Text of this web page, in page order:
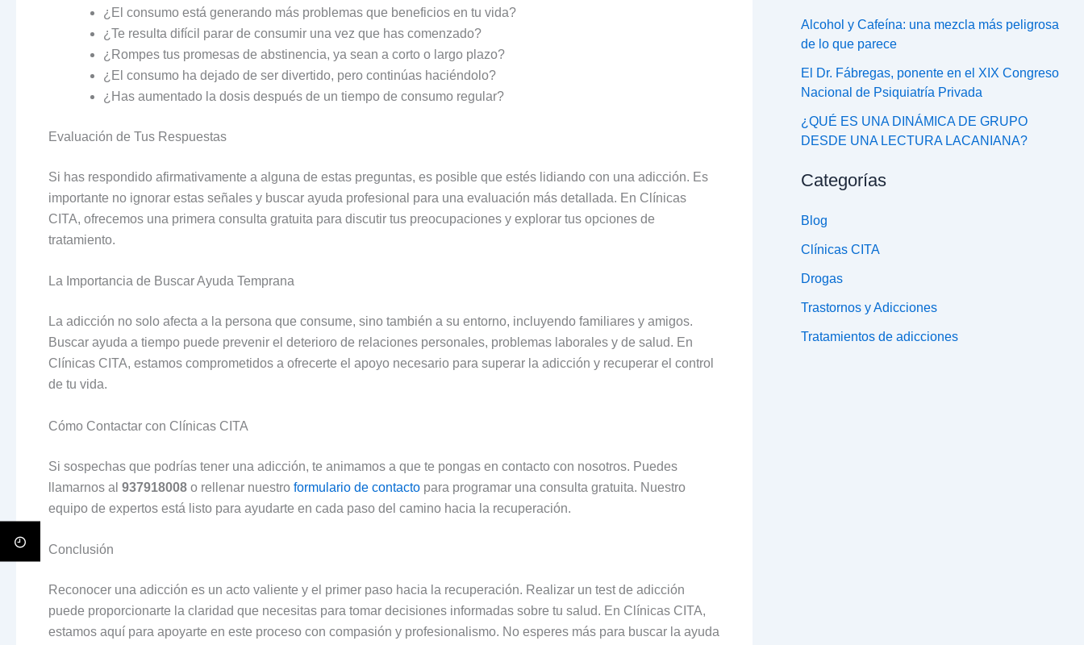
¿El consumo está generando más problemas que beneficios en tu vida?
¿Te resulta difícil parar de consumir una vez que has comenzado?
¿Rompes tus promesas de abstinencia, ya sean a corto o largo plazo?
¿El consumo ha dejado de ser divertido, pero continúas haciéndolo?
¿Has aumentado la dosis después de un tiempo de consumo regular?
Evaluación de Tus Respuestas
Si has respondido afirmativamente a alguna de estas preguntas, es posible que estés lidiando con una adicción. Es
importante no ignorar estas señales y buscar ayuda profesional para una evaluación más detallada. En Clínicas
CITA, ofrecemos una primera consulta gratuita para discutir tus preocupaciones y explorar tus opciones de
tratamiento.
La Importancia de Buscar Ayuda Temprana
La adicción no solo afecta a la persona que consume, sino también a su entorno, incluyendo familiares y amigos.
Buscar ayuda a tiempo puede prevenir el deterioro de relaciones personales, problemas laborales y de salud. En
Clínicas CITA, estamos comprometidos a ofrecerte el apoyo necesario para superar la adicción y recuperar el control
de tu vida.
Cómo Contactar con Clínicas CITA
Si sospechas que podrías tener una adicción, te animamos a que te pongas en contacto con nosotros. Puedes
llamarnos al 937918008 o rellenar nuestro formulario de contacto para programar una consulta gratuita. Nuestro
equipo de expertos está listo para ayudarte en cada paso del camino hacia la recuperación.
Conclusión
Reconocer una adicción es un acto valiente y el primer paso hacia la recuperación. Realizar un test de adicción
puede proporcionarte la claridad que necesitas para tomar decisiones informadas sobre tu salud. En Clínicas CITA,
estamos aquí para apoyarte en este proceso con compasión y profesionalismo. No esperes más para buscar la ayuda
Alcohol y Cafeína: una mezcla más peligrosa
de lo que parece
El Dr. Fábregas, ponente en el XIX Congreso
Nacional de Psiquiatría Privada
¿QUÉ ES UNA DINÁMICA DE GRUPO
DESDE UNA LECTURA LACANIANA?
Categorías
Blog
Clínicas CITA
Drogas
Trastornos y Adicciones
Tratamientos de adicciones